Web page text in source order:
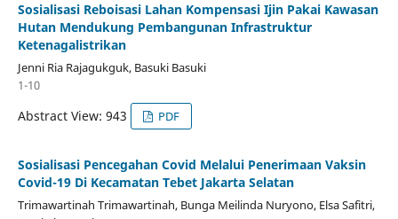
Sosialisasi Reboisasi Lahan Kompensasi Ijin Pakai Kawasan
Hutan Mendukung Pembangunan Infrastruktur
Ketenagalistrikan
Jenni Ria Rajagukguk, Basuki Basuki
1-10
Abstract View: 943 PDF
Sosialisasi Pencegahan Covid Melalui Penerimaan Vaksin
Covid-19 Di Kecamatan Tebet Jakarta Selatan
Trimawartinah Trimawartinah, Bunga Meilinda Nuryono, Elsa Safitri,